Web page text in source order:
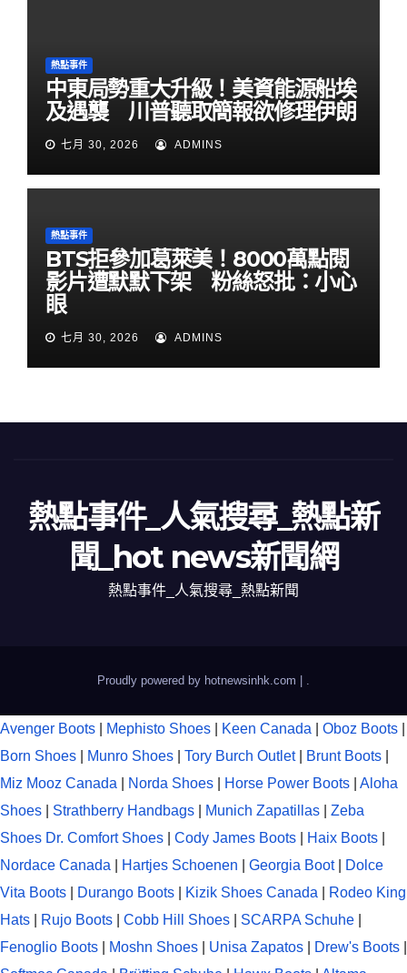
熱點事件
中東局勢重大升級！美資能源船埃
及遇襲 川普聽取簡報欲修理伊朗
七月 30, 2026 ADMINS
熱點事件
BTS拒參加葛萊美！8000萬點閱
影片遭默默下架 粉絲怒批：小心
眼
七月 30, 2026 ADMINS
熱點事件_人氣搜尋_熱點新
聞_hot news新聞網
熱點事件_人氣搜尋_熱點新聞
Proudly powered by hotnewsinhk.com |
Avenger Boots Mephisto Shoes Keen Canada Oboz Boots
Born Shoes
Munro Shoes Tory Burch Outlet Brunt Boots
Miz Mooz Canada
Norda Shoes Horse Power Boots
Aloha
Shoes
Strathberry Handbags Munich Zapatillas
Zeba
Shoes Dr. Comfort Shoes Cody James Boots Haix Boots
Nordace Canada
Hartjes Schoenen Georgia Boot|
Dolce
Vita Boots
Durango Boots Kizik Shoes Canada
Rodeo King
Hats
Rujo Boots Cobb Hill Shoes SCARPA Schuhe
Fenoglio Boots
Moshn Shoes Unisa Zapatos Drew's Boots